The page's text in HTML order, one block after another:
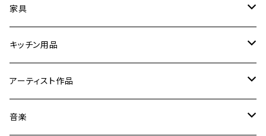
時計
フォトフレーム／額縁／スタンド
ミラー
置物／オブジェ
家具
スツール
折りたたみ卓球台
音楽関連家具
キッチン用品
【まな板削り直し・包丁とぎ】
まな板・カッティングボード
アーティスト作品
Yoshibumi Shinada
音楽